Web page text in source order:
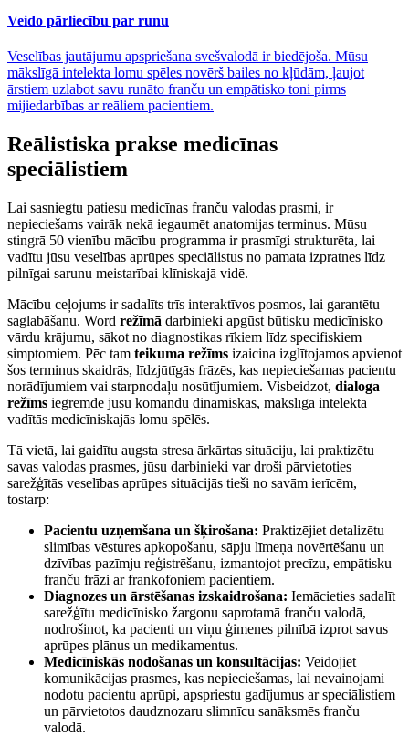
Veido pārliecību par runu
Veselības jautājumu apspriešana svešvalodā ir biedējoša. Mūsu
mākslīgā intelekta lomu spēles novērš bailes no kļūdām, ļaujot
ārstiem uzlabot savu runāto franču un empātisko toni pirms
mijiedarbības ar reāliem pacientiem.
Reālistiska prakse medicīnas
speciālistiem
Lai sasniegtu patiesu medicīnas franču valodas prasmi, ir
nepieciešams vairāk nekā iegaumēt anatomijas terminus. Mūsu
stingrā 50 vienību mācību programma ir prasmīgi strukturēta, lai
vadītu jūsu veselības aprūpes speciālistus no pamata izpratnes līdz
pilnīgai sarunu meistarībai klīniskajā vidē.
Mācību ceļojums ir sadalīts trīs interaktīvos posmos, lai garantētu
saglabāšanu. Word režīmā darbinieki apgūst būtisku medicīnisko
vārdu krājumu, sākot no diagnostikas rīkiem līdz specifiskiem
simptomiem. Pēc tam teikuma režīms izaicina izglītojamos apvienot
šos terminus skaidrās, līdzjūtīgās frāzēs, kas nepieciešamas pacientu
norādījumiem vai starpnodaļu nosūtījumiem. Visbeidzot, dialoga
režīms iegremdē jūsu komandu dinamiskās, mākslīgā intelekta
vadītās medicīniskajās lomu spēlēs.
Tā vietā, lai gaidītu augsta stresa ārkārtas situāciju, lai praktizētu
savas valodas prasmes, jūsu darbinieki var droši pārvietoties
sarežģītās veselības aprūpes situācijās tieši no savām ierīcēm,
tostarp:
Pacientu uzņemšana un šķirošana: Praktizējiet detalizētu
slimības vēstures apkopošanu, sāpju līmeņa novērtēšanu un
dzīvības pazīmju reģistrēšanu, izmantojot precīzu, empātisku
franču frāzi ar frankofoniem pacientiem.
Diagnozes un ārstēšanas izskaidrošana: Iemācieties sadalīt
sarežģītu medicīnisko žargonu saprotamā franču valodā,
nodrošinot, ka pacienti un viņu ģimenes pilnībā izprot savus
aprūpes plānus un medikamentus.
Medicīniskās nodošanas un konsultācijas: Veidojiet
komunikācijas prasmes, kas nepieciešamas, lai nevainojami
nodotu pacientu aprūpi, apspriestu gadījumus ar speciālistiem
un pārvietotos daudznozaru slimnīcu sanāksmēs franču
valodā.